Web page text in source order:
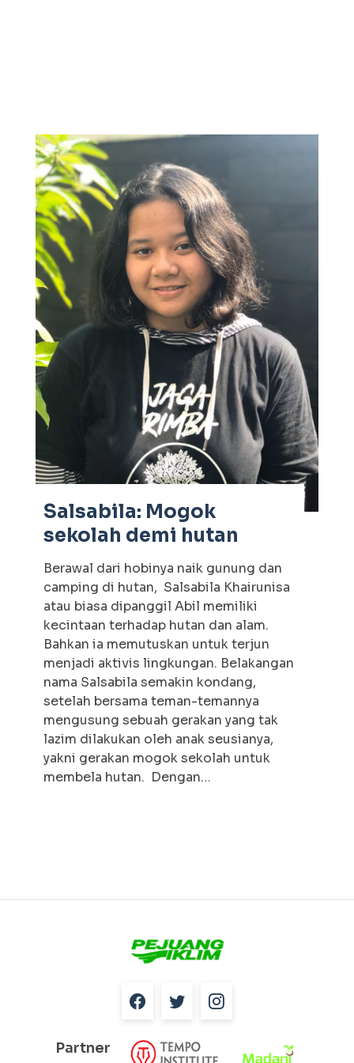
Salsabila: Mogok
sekolah demi hutan
Berawal dari hobinya naik gunung dan
camping di hutan, Salsabila Khairunisa
atau biasa dipanggil Abil memiliki
kecintaan terhadap hutan dan alam.
Bahkan ia memutuskan untuk terjun
menjadi aktivis lingkungan. Belakangan
nama Salsabila semakin kondang,
setelah bersama teman-temannya
mengusung sebuah gerakan yang tak
lazim dilakukan oleh anak seusianya,
yakni gerakan mogok sekolah untuk
membela hutan. Dengan…
Partner